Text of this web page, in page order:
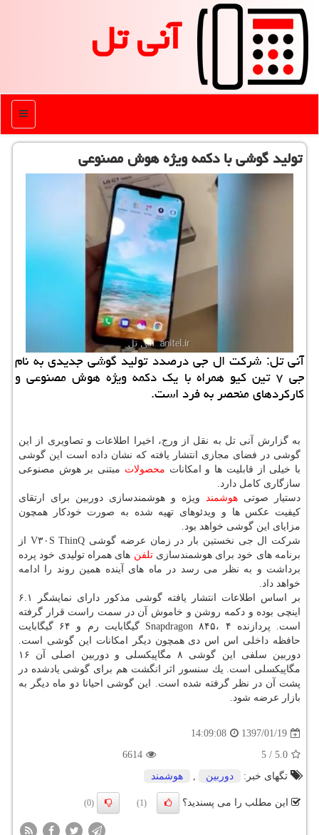
آنی تل
منو
تولید گوشی با دكمه ویژه هوش مصنوعی
آنی تل: شركت ال جی درصدد تولید گوشی جدیدی به نام
جی ۷ تین كیو همراه با یك دكمه ویژه هوش مصنوعی و
كاركردهای منحصر به فرد است.
به گزارش آنی تل به نقل از ورج، اخیرا اطلاعات و تصاویری از این
گوشی در فضای مجازی انتشار یافته كه نشان داده است این گوشی
با خیلی از قابلیت ها و امكانات محصولات مبتنی بر هوش مصنوعی
سازگاری كامل دارد.
دستیار صوتی هوشمند
ویژه و هوشمندسازی دوربین برای ارتقای
كیفیت عكس ها و ویدئوهای تهیه شده به صورت خودكار همچون
مزایای این گوشی خواهد بود.
شركت ال جی نخستین بار در زمان عرضه گوشی V۳۰S ThinQ از
برنامه های خود برای هوشمندسازیتلفن های همراه تولیدی خود پرده
برداشت و به نظر می رسد در ماه های آینده همین روند را ادامه
خواهد داد.
بر اساس اطلاعات انتشار یافته گوشی مذكور دارای نمایشگر ۶.۱
اینچی بوده و دكمه روشن و خاموش آن در سمت راست قرار گرفته
است. پردازنده Snapdragon ۸۴۵، ۴ گیگابایت رم و ۶۴ گیگابایت
حافظه داخلی اس اس دی همچون دیگر امكانات این گوشی است.
دوربین سلفی این گوشی ۸ مگاپیكسلی و دوربین اصلی آن ۱۶
مگاپیكسلی است. یك سنسور اثر انگشت هم برای گوشی یادشده در
پشت آن در نظر گرفته شده است. این گوشی احیانا دو ماه دیگر به
بازار عرضه شود.
1397/01/19
14:09:08
5.0
/
5
6614
تگهای خبر:
دوربین , هوشمند
این مطلب را می پسندید؟ (1)
(0)